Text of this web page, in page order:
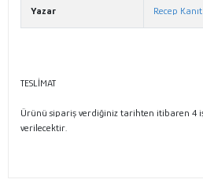
Yazar Recep Kanıt
TESLİMAT
Ürünü sipariş verdiğiniz tarihten itibaren 4
verilecektir.